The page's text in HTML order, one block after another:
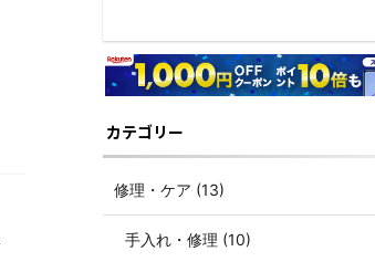
カテゴリー
修理・ケア (13)
手入れ・修理 (10)